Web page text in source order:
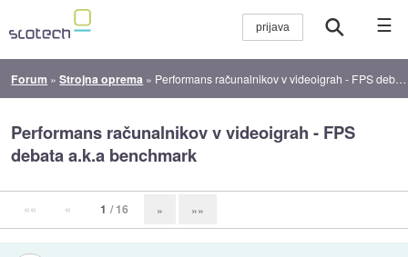
☰
Forum »Strojna oprema » Performans računalnikov v videoigrah - FPS debata a.k.a benchmark
Performans računalnikov v videoigrah - FPS
debata a.k.a benchmark
«« « 1 / 16 » »»